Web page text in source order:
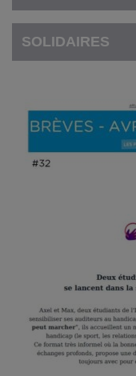
SOLIDAIRES